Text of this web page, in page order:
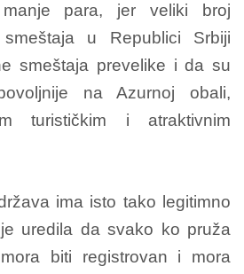
para, jer veliki broj
u Republici Srbiji
smeštaja prevelike i da su
na Azurnoj obali,
turističkim i atraktivnim
ima isto tako legitimno
uredila da svako ko pruža
biti registrovan i mora